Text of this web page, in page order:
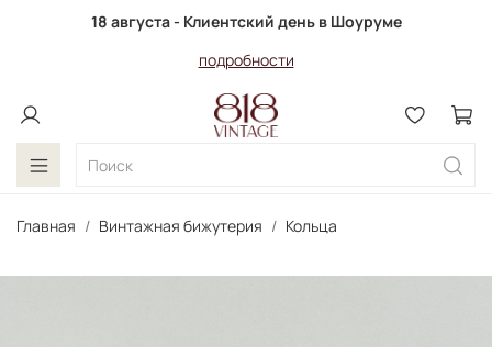
18 августа - Клиентский день в Шоуруме
подробности
Главная Винтажная бижутерия Кольца